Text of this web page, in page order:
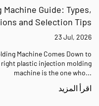
Guide: Types,
and Selection Tips
23 Jul, 2026
Machine Comes Down to
right plastic injection molding
machine is the one who...
اقرأ المزيد